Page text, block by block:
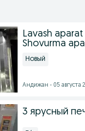
Lavash
Shovurma
Новый
Андижан - 05 августа
3 ярусный